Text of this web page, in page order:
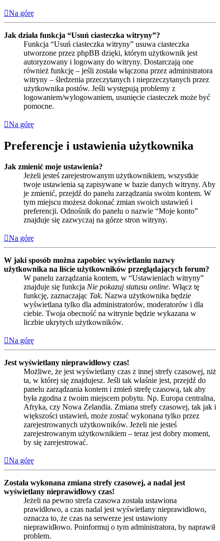
Na górę
Jak działa funkcja “Usuń ciasteczka witryny”?
Funkcja “Usuń ciasteczka witryny” usuwa ciasteczka
utworzone przez phpBB dzięki, którym użytkownik jest
autoryzowany i logowany do witryny. Dostarczają one
również funkcję – jeśli została włączona przez administratora
witryny – śledzenia przeczytanych i nieprzeczytanych przez
użytkownika postów. Jeśli występują problemy z
logowaniem/wylogowaniem, usunięcie ciasteczek może być
pomocne.
Na górę
Preferencje i ustawienia użytkownika
Jak zmienić moje ustawienia?
Jeżeli jesteś zarejestrowanym użytkownikiem, wszystkie
twoje ustawienia są zapisywane w bazie danych witryny. Aby
je zmienić, przejdź do panelu zarządzania swoim kontem. W
tym miejscu możesz dokonać zmian swoich ustawień i
preferencji. Odnośnik do panelu o nazwie “Moje konto”
znajduje się zazwyczaj na górze stron witryny.
Na górę
W jaki sposób można zapobiec wyświetlaniu nazwy
użytkownika na liście użytkowników przeglądających forum?
W panelu zarządzania kontem, w “Ustawieniach witryny”
znajduje się funkcja Nie pokazuj statusu online. Włącz tę
funkcję, zaznaczając Tak. Nazwa użytkownika będzie
wyświetlana tylko dla administratorów, moderatorów i dla
ciebie. Twoja obecność na witrynie będzie wykazana w
liczbie ukrytych użytkowników.
Na górę
Jest wyświetlany nieprawidłowy czas!
Możliwe, że jest wyświetlany czas z innej strefy czasowej, niż
ta, w której się znajdujesz. Jeśli tak właśnie jest, przejdź do
panelu zarządzania kontem i zmień strefę czasową, tak aby
była zgodna z twoim miejscem pobytu. Np. Europa centralna,
Afryka, czy Nowa Zelandia. Zmiana strefy czasowej, tak jak i
większości ustawień, może zostać wykonana tylko przez
zarejestrowanych użytkowników. Jeżeli nie jesteś
zarejestrowanym użytkownikiem – teraz jest dobry moment,
by się zarejestrować.
Na górę
Została wykonana zmiana strefy czasowej, a nadal jest
wyświetlany nieprawidłowy czas!
Jeżeli na pewno strefa czasowa została ustawiona
prawidłowo, a czas nadal jest wyświetlany nieprawidłowo,
oznacza to, że czas na serwerze jest ustawiony
nieprawidłowo. Poinformuj o tym administratora, by naprawił
problem.